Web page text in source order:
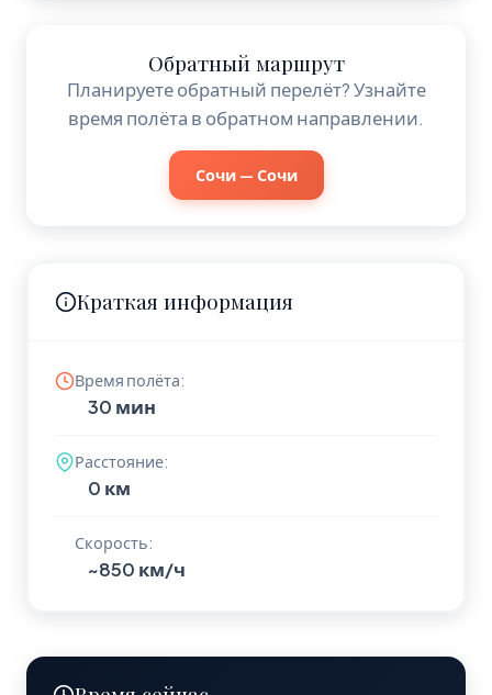
Обратный маршрут
Планируете обратный перелёт? Узнайте
время полёта в обратном направлении.
Сочи — Сочи
Краткая информация
Время полёта:
30 мин
Расстояние:
0 км
Скорость:
~850 км/ч